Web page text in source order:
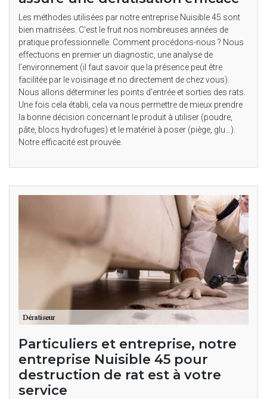
Les méthodes utilisées par notre entreprise Nuisible 45 sont
bien maitrisées. C’est le fruit nos nombreuses années de
pratique professionnelle. Comment procédons-nous ? Nous
effectuons en premier un diagnostic, une analyse de
l’environnement (il faut savoir que la présence peut être
facilitée par le voisinage et no directement de chez vous).
Nous allons déterminer les points d’entrée et sorties des rats.
Une fois cela établi, cela va nous permettre de mieux prendre
la bonne décision concernant le produit à utiliser (poudre,
pâte, blocs hydrofuges) et le matériel à poser (piège, glu…).
Notre efficacité est prouvée.
Particuliers et entreprise, notre
entreprise Nuisible 45 pour
destruction de rat est à votre
service